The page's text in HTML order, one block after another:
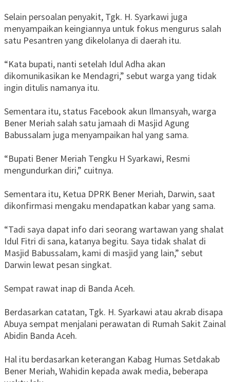
Selain persoalan penyakit, Tgk. H. Syarkawi juga
menyampaikan keingiannya untuk fokus mengurus salah
satu Pesantren yang dikelolanya di daerah itu.
“Kata bupati, nanti setelah Idul Adha akan
dikomunikasikan ke Mendagri,” sebut warga yang tidak
ingin ditulis namanya itu.
Sementara itu, status Facebook akun Ilmansyah, warga
Bener Meriah salah satu jamaah di Masjid Agung
Babussalam juga menyampaikan hal yang sama.
“Bupati Bener Meriah Tengku H Syarkawi, Resmi
mengundurkan diri,” cuitnya.
Sementara itu, Ketua DPRK Bener Meriah, Darwin, saat
dikonfirmasi mengaku mendapatkan kabar yang sama.
“Tadi saya dapat info dari seorang wartawan yang shalat
Idul Fitri di sana, katanya begitu. Saya tidak shalat di
Masjid Babussalam, kami di masjid yang lain,” sebut
Darwin lewat pesan singkat.
Sempat rawat inap di Banda Aceh.
Berdasarkan catatan, Tgk. H. Syarkawi atau akrab disapa
Abuya sempat menjalani perawatan di Rumah Sakit Zainal
Abidin Banda Aceh.
Hal itu berdasarkan keterangan Kabag Humas Setdakab
Bener Meriah, Wahidin kepada awak media, beberapa